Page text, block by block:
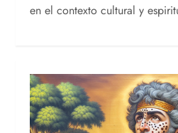
en el contexto cultural y